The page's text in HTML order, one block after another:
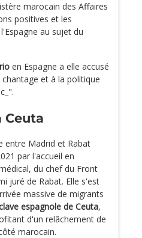
marocain des Affaires
positives et les
au sujet du
en Espagne a elle accusé
et à la politique
Ceuta
entre Madrid et Rabat
par l'accueil en
du chef du Front
juré de Rabat. Elle s'est
massive de migrants
espagnole de Ceuta,
d'un relâchement de
marocain.